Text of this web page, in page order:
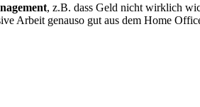
, z.B. dass Geld nicht wirklich
Arbeit genauso gut aus dem Home